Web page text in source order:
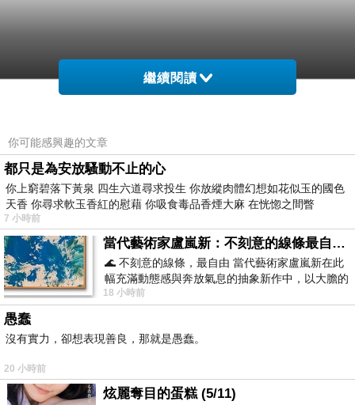
繼續閱讀
你可能感興趣的文章
都只是為安放騷動不止的心
你上窮碧落下黃泉 四生六道尋求投生 你放縱肉體幻想如花似玉的國色
天香 你尋求軟玉香紅的慰藉 你吸食毒品香煙大麻 在恍惚之間瞥
7 小時前
當代藝術家盧嵐新：不刻意的線條最自由，讓色彩流動、筆觸自己說話
🌊 不刻意的線條，最自由 當代藝術家盧嵐新在此
幅充滿動態感與奔放氣息的抽象新作中，以大膽的
藍色顏料在白色畫布上揮灑、壓印與流淌
18 小時前
愚蠢
沒有實力，卻想表現善良，那就是愚蠢。
20 小時前
炫麗奪目的蛋糕 (5/11)